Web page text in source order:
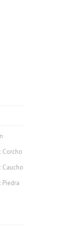
Corcho
Caucho
Piedra